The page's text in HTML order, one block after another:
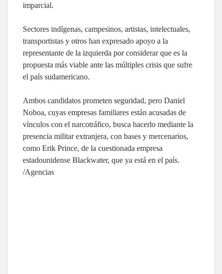
imparcial.
Sectores indígenas, campesinos, artistas, intelectuales,
transportistas y otros han expresado apoyo a la
representante de la izquierda por considerar que es la
propuesta más viable ante las múltiples crisis que sufre
el país sudamericano.
Ambos candidatos prometen seguridad, pero Daniel
Noboa, cuyas empresas familiares están acusadas de
vínculos con el narcotráfico, busca hacerlo mediante la
presencia militar extranjera, con bases y mercenarios,
como Erik Prince, de la cuestionada empresa
estadounidense Blackwater, que ya está en el país.
/Agencias